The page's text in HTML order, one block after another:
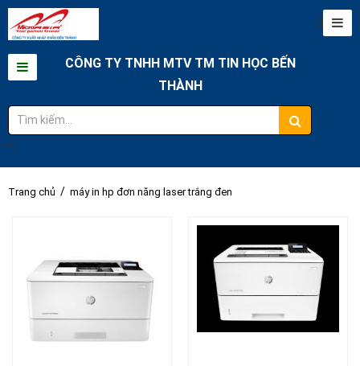
CÔNG TY TNHH MTV TM TIN HỌC BẾN
THÀNH
0
-->
Trang chủ / máy in hp đơn năng laser trắng đen